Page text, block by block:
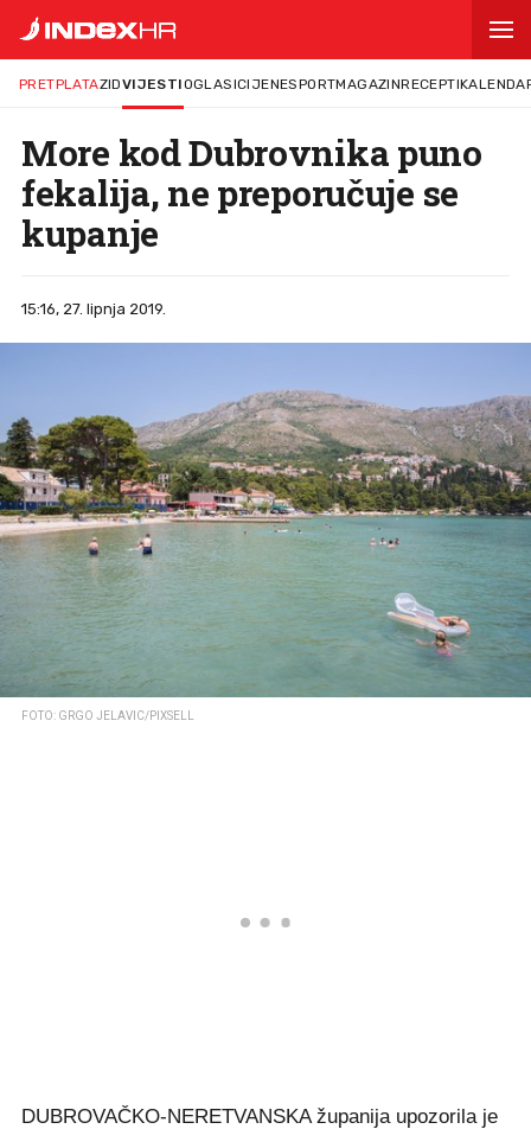
PRETPLATAZIDVIJESTIOGLASICIJENESPORTMAGAZINRECEPTI
More kod Dubrovnika puno
fekalija, ne preporučuje se
kupanje
15:16, 27. lipnja 2019.
FOTO: GRGO JELAVIC/PIXSELL
DUBROVAČKO-NERETVANSKA županija upozorila je